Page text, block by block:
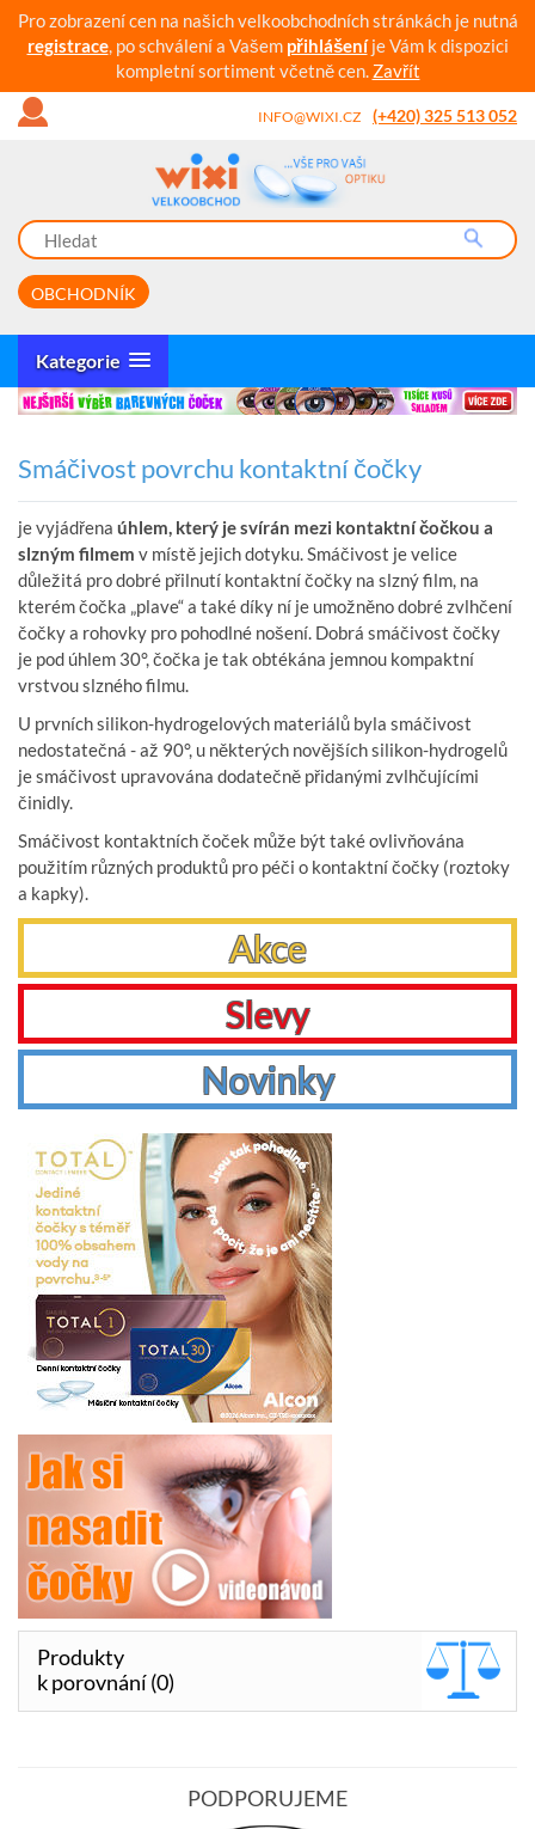
Pro zobrazení cen na našich velkoobchodních stránkách je nutná
registrace, po schválení a Vašem přihlášeníje Vám k dispozici
kompletní sortiment včetně cen. Zavřít
INFO@WIXI.CZ (+420) 325 513 052
OBCHODNÍK
Kategorie
Smáčivost povrchu kontaktní čočky
je vyjádřena úhlem, který je svírán mezi kontaktní čočkou a
slzným filmem v místě jejich dotyku. Smáčivost je velice
důležitá pro dobré přilnutí kontaktní čočky na slzný film, na
kterém čočka „plave“ a také díky ní je umožněno dobré zvlhčení
čočky a rohovky pro pohodlné nošení. Dobrá smáčivost čočky
je pod úhlem 30°, čočka je tak obtékána jemnou kompaktní
vrstvou slzného filmu.
U prvních silikon-hydrogelových materiálů byla smáčivost
nedostatečná - až 90°, u některých novějších silikon-hydrogelů
je smáčivost upravována dodatečně přidanými zvlhčujícími
činidly.
Smáčivost kontaktních čoček může být také ovlivňována
použitím různých produktů pro péči o kontaktní čočky (roztoky
a kapky).
Akce
Slevy
Novinky
Produkty
k porovnání (0)
PODPORUJEME